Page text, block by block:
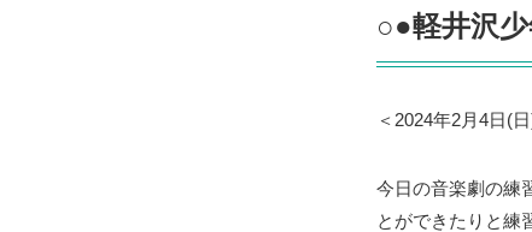
○●軽井沢
＜2024年2月4日(
今日の音楽劇の練
とができたりと練